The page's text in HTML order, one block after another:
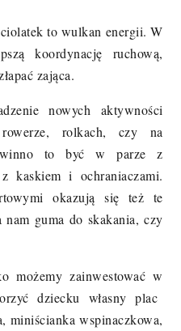
to wulkan energii. W
koordynację ruchową,
zająca.
nowych aktywności
rolkach, czy na
to być w parze z
kaskiem i ochraniaczami.
okazują się też te
nam guma do skakania, czy
możemy zainwestować w
dziecku własny plac
miniścianka wspinaczkowa,